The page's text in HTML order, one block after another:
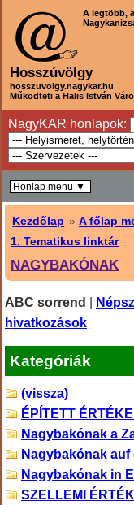
A legtöbb,
Hosszúvölgy
hosszuvolgy.nagykar.hu
Működteti a Halis István
NagyKAR honlapok:
Kezdőlap »A főlap
1. Tematikus linktár
NAGYBAKÓNAK
ABC sorrend
hivatkozások
Kategóriák
(vissza)
ÉPÍTETT
Nagybakónak a
Nagybakónak auf
Nagybakónak in
SZELLEMI
Honlap menü ▼